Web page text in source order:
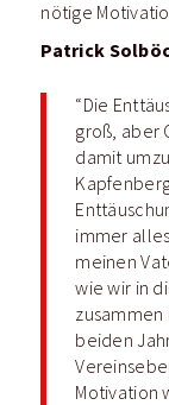
nötige
Patrick
“Die
groß, aber
damit
immer
meinen
wie wir in
beiden
Motivation